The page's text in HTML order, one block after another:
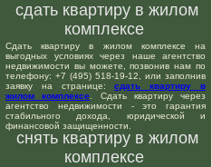
сдать квартиру в жилом
комплексе
Сдать квартиру в жилом комплексе на
выгодных условиях через наше агентство
недвижимости вы можете, позвонив нам по
телефону: +7 (495) 518-19-12, или заполнив
заявку на странице:сдать квартиру в
жилом комплексе . Сдать квартиру через
агентство недвижимости - это гарантия
стабильного дохода, юридической и
финансовой защищенности.
снять квартиру в жилом
комплексе